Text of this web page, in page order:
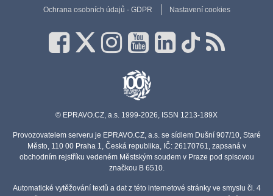
Ochrana osobních údajů - GDPR Nastavení cookies
© EPRAVO.CZ, a.s. 1999-2026, ISSN 1213-189X
Provozovatelem serveru je EPRAVO.CZ, a.s. se sídlem Dušní 907/10, Staré
Město, 110 00 Praha 1, Česká republika, IČ: 26170761, zapsaná v
obchodním rejstříku vedeném Městským soudem v Praze pod spisovou
značkou B 6510.
Automatické vytěžování textů a dat z této internetové stránky ve smyslu čl. 4